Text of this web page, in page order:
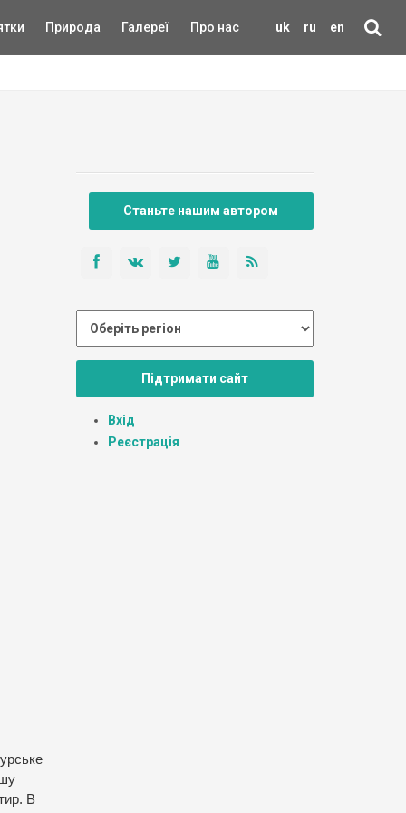
uk ru en
Природа Галереї Про нас
В
Станьте нашим автором
Підтримати сайт
Вхід
Реєстрація